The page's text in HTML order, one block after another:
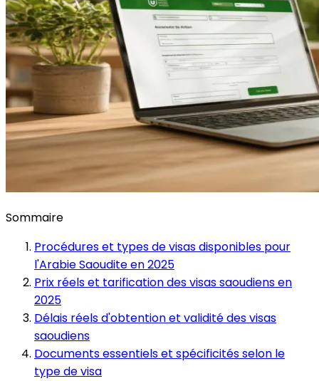
Sommaire
Procédures et types de visas disponibles pour
l'Arabie Saoudite en 2025
Prix réels et tarification des visas saoudiens en
2025
Délais réels d'obtention et validité des visas
saoudiens
Documents essentiels et spécificités selon le
type de visa